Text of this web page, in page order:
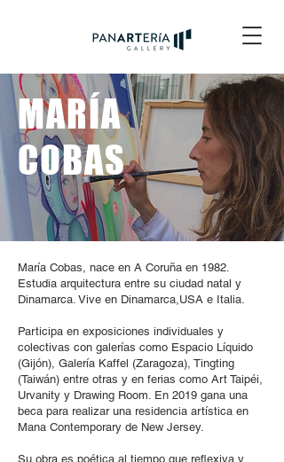
MARÍA
COBAS
María Cobas, nace en A Coruña en 1982.
Estudia arquitectura entre su ciudad natal y
Dinamarca. Vive en Dinamarca,USA e Italia.
Participa en exposiciones individuales y
colectivas con galerías como Espacio Líquido
(Gijón), Galería Kaffel (Zaragoza), Tingting
(Taiwán) entre otras y en ferias como Art Taipéi,
Urvanity y Drawing Room. En 2019 gana una
beca para realizar una residencia artística en
Mana Contemporary de New Jersey.
Su obra es poética al tiempo que reflexiva y